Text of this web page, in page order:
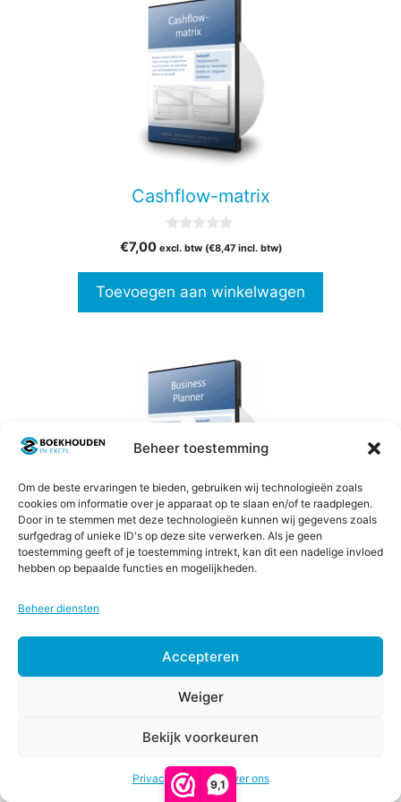
Beheer toestemming
Om de beste ervaringen te bieden, gebruiken wij technologieën zoals
cookies om informatie over je apparaat op te slaan en/of te raadplegen.
Door in te stemmen met deze technologieën kunnen wij gegevens zoals
surfgedrag of unieke ID's op deze site verwerken. Als je geen
toestemming geeft of je toestemming intrekt, kan dit een nadelige invloed
hebben op bepaalde functies en mogelijkheden.
Beheer diensten
Accepteren
Weiger
Bekijk voorkeuren
Privacy & CookiesOver ons
9,1
Cashflow-matrix
v
5
€7,00 excl. btw (€8,47incl. btw)
Toevoegen aan winkelwagen
Business Planner in Excel – Basis
Opties selecteren
meerdere
variaties.
optie
kan
gekozen
worden
de
productpagina
€ 67,00 -
€67,00
tot